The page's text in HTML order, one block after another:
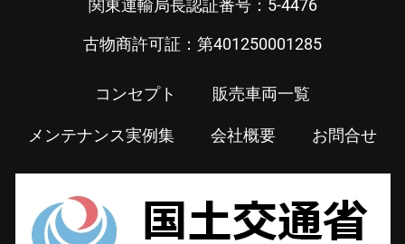
関東運輸局長認証番号：5-4476
古物商許可証：第401250001285
コンセプト 販売車両一覧
メンテナンス実例集 会社概要 お問合せ